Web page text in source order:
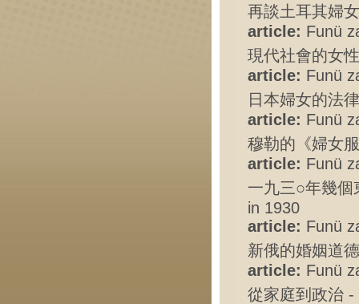
再談土耳其婦
article: Funü
現代社會的女
article: Funü
日本婦女的法
article: Funü
穆勒的《婦女
article: Funü
一九三○年幾
in 1930
article: Funü
新俄的婚姻道
article: Funü
從家庭到政治